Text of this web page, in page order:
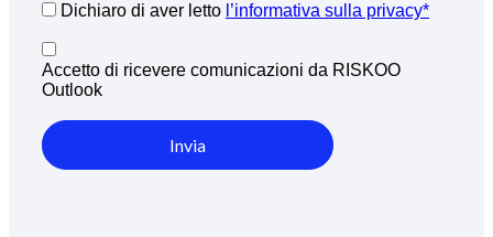
Dichiaro di aver letto l’informativa sulla privacy*
Accetto di ricevere comunicazioni da RISKOO
Outlook
Invia